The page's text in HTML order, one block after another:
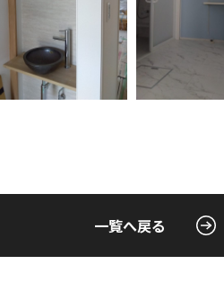
一覧へ戻る